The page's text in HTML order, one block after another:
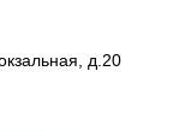
д.20